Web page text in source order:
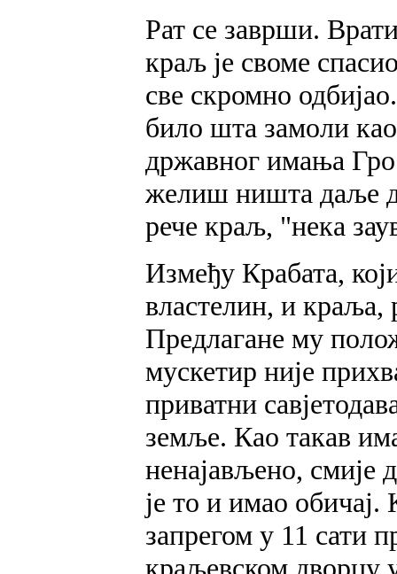
Рат се заврши.
краљ је своме
све скромно
било шта замоли
државног имања
желиш ништа даље
рече краљ, "нека
Између Крабата,
властелин, и краља,
Предлагане му
мускетир није
приватни
земље. Као такав
ненајављено, смије
је то и имао обичај.
запрегом у 11 сати